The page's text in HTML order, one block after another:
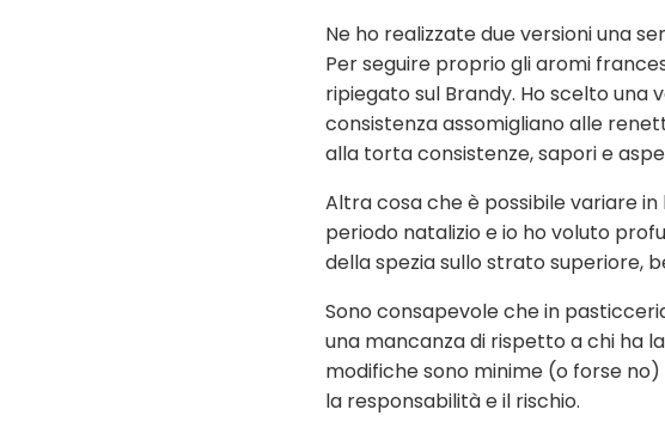
Ne ho realizzate due versioni una
Per seguire proprio gli aromi
ripiegato sul Brandy. Ho scelto una
consistenza assomigliano alle
alla torta consistenze, sapori e
Altra cosa che è possibile variare
periodo natalizio e io ho voluto
della spezia sullo strato superiore,
Sono consapevole che in
una mancanza di rispetto a chi ha
modifiche sono minime (o forse
la responsabilità e il rischio.